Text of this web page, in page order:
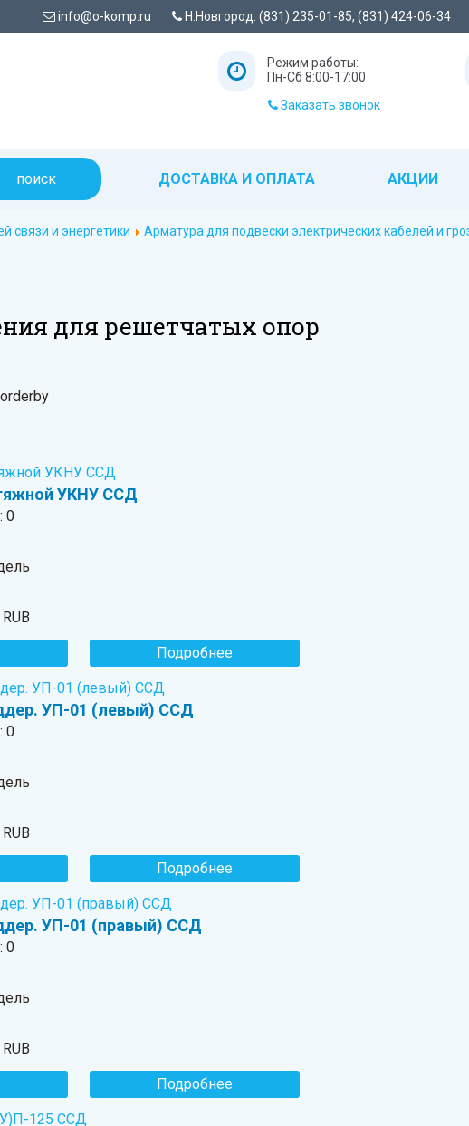
info@o-komp.ru Н.Новгород: (831) 235-01-85, (831) 424-06-34
Режим работы:
Пн-Сб 8:00-17:00
Заказать звонок
ДОСТАВКА И ОПЛАТА АКЦИИ
связи и энергетики Арматура для подвески электрических кабелей и
для решетчатых опор
УКНУ ССД
0
Подробнее
УП-01 (левый) ССД
0
Подробнее
УП-01 (правый) ССД
0
Подробнее